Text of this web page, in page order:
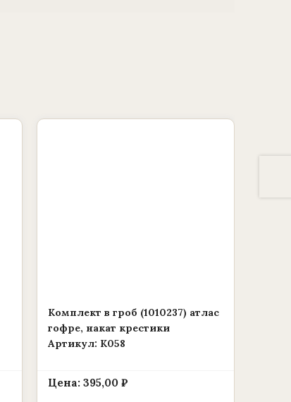
Комплект в гроб (1010237) атлас
гофре, накат крестики
Артикул: К058
Цена: 395,00 ₽